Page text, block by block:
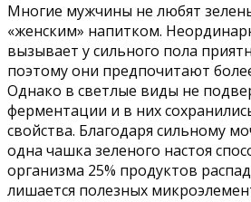
Многие мужчины не любят
«женским» напитком.
вызывает у сильного пола
поэтому они предпочитают
Однако в светлые виды не
ферментации и в них
свойства. Благодаря сильному
одна чашка зеленого настоя
организма 25% продуктов
лишается полезных